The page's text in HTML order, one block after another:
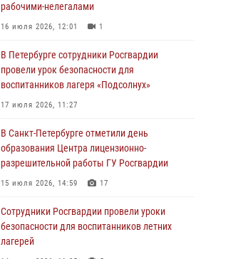
06 августа 2026, 13:39
оперативно задержали хулигана,
стрелявшего из пускового устройства рядом
с жилыми домами
06 августа 2026, 11:36
Сотрудники и военнослужащие Росгвардии
обеспечили правопорядок при проведении
матча "Зенит" - "Балтика"
06 августа 2026, 07:30 10
В Выборгском районе наряд Росгвардии
обнаружил разыскиваемый преступный
автотранспорт
рабочими-нелегалами
16 июля 2026, 12:01 1
В Петербурге сотрудники Росгвардии
провели урок безопасности для
воспитанников лагеря «Подсолнух»
17 июля 2026, 11:27
В Санкт-Петербурге отметили день
образования Центра лицензионно-
разрешительной работы ГУ Росгвардии
15 июля 2026, 14:59 17
Сотрудники Росгвардии провели уроки
безопасности для воспитанников летних
лагерей